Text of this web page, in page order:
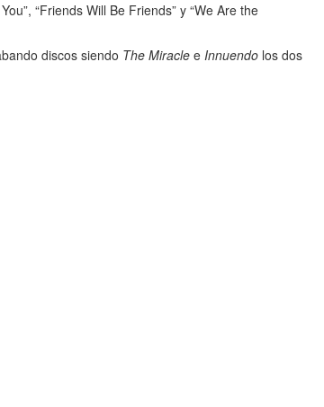
“Friends Will Be Friends” y “We Are the
discos siendo The Miracle e Innuendo los dos